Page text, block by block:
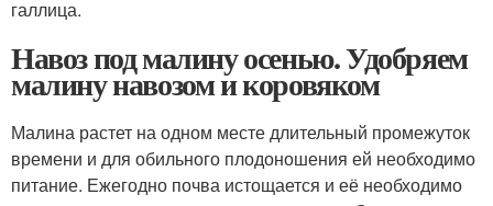
галлица.
Навоз под малину осенью. Удобряем
малину навозом и коровяком
Малина растет на одном месте длительный промежуток
времени и для обильного плодоношения ей необходимо
питание. Ежегодно почва истощается и её необходимо